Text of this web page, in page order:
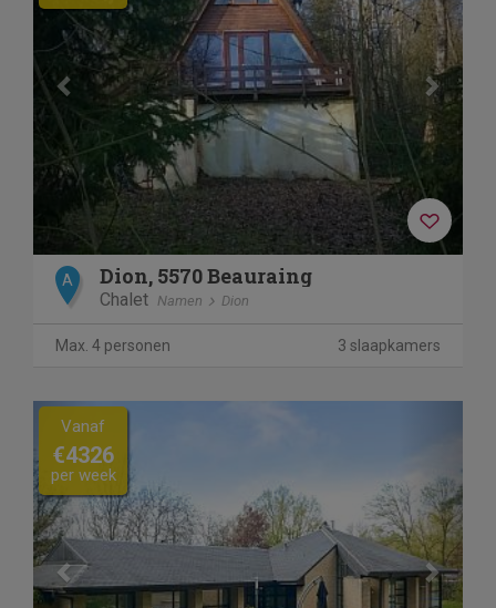
A Dion, 5570 Beauraing
Chalet Namen Dion
Max. 4 personen 3 slaapkamers
Previous
Vanaf
€4326
per week